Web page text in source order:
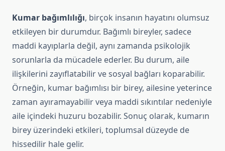
Kumar bağımlılığı, birçok insanın hayatını olumsuz
etkileyen bir durumdur. Bağımlı bireyler, sadece
maddi kayıplarla değil, aynı zamanda psikolojik
sorunlarla da mücadele ederler. Bu durum, aile
ilişkilerini zayıflatabilir ve sosyal bağları koparabilir.
Örneğin, kumar bağımlısı bir birey, ailesine yeterince
zaman ayıramayabilir veya maddi sıkıntılar nedeniyle
aile içindeki huzuru bozabilir. Sonuç olarak, kumarın
birey üzerindeki etkileri, toplumsal düzeyde de
hissedilir hale gelir.